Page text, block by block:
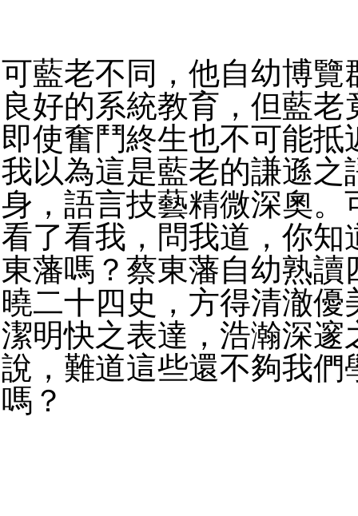
可藍老不同，他自幼博覽
良好的系統教育，但藍老
即使奮鬥終生也不可能抵
我以為這是藍老的謙遜之
身，語言技藝精微深奧。
看了看我，問我道，你知
東藩嗎？蔡東藩自幼熟讀
曉二十四史，方得清澈優
潔明快之表達，浩瀚深邃
說，難道這些還不夠我們
嗎？